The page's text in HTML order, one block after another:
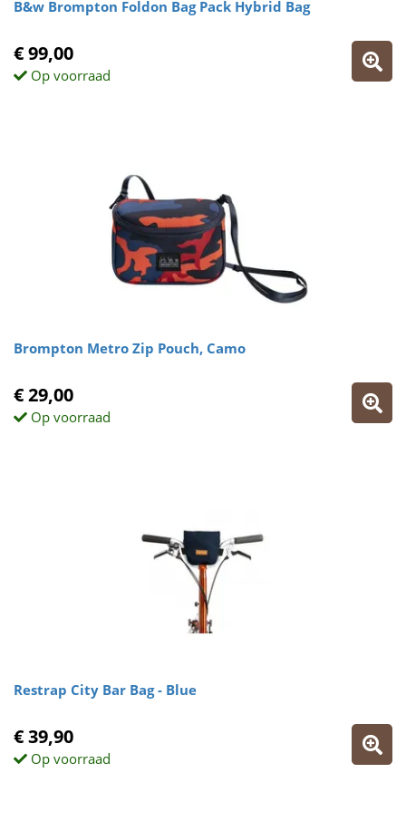
B&w Brompton Foldon Bag Pack Hybrid Bag
€ 99,00
Op voorraad
Brompton Metro Zip Pouch, Camo
€ 29,00
Op voorraad
Restrap City Bar Bag - Blue
€ 39,90
Op voorraad